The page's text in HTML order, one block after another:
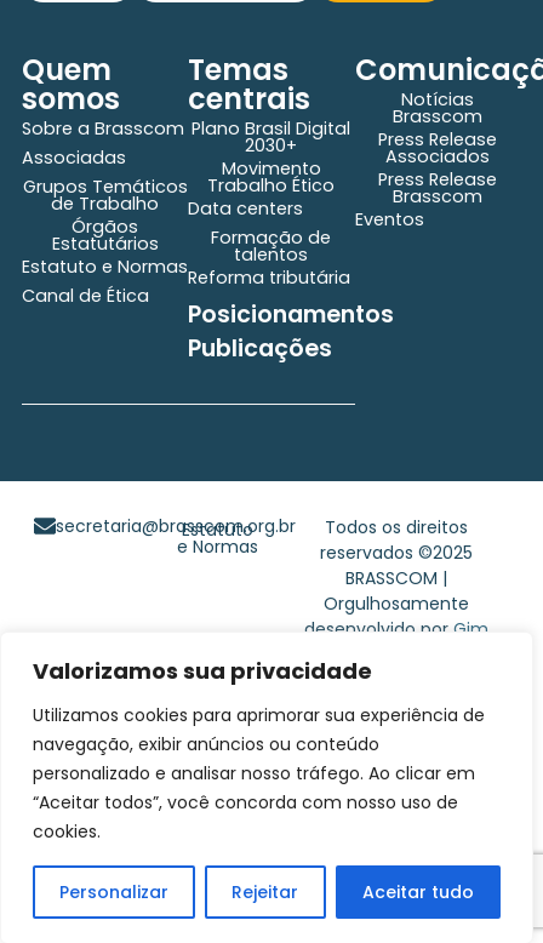
Valorizamos sua privacidade
Utilizamos cookies para aprimorar sua experiência de
navegação, exibir anúncios ou conteúdo
personalizado e analisar nosso tráfego. Ao clicar em
“Aceitar todos”, você concorda com nosso uso de
cookies.
Personalizar Rejeitar Aceitar tudo
Quem
somos
Sobre a Brasscom
Associadas
Grupos Temáticos
de Trabalho
Órgãos
Estatutários
Estatuto e Normas
Canal de Ética
Temas
centrais
Plano Brasil Digital
2030+
Movimento
Trabalho Ético
Data centers
Formação de
talentos
Reforma tributária
Posicionamentos
Publicações
Notícias
Brasscom
Press Release
Associados
Press Release
Brasscom
Eventos
Todos os direitos
reservados ©2025
BRASSCOM |
Orgulhosamente
desenvolvido porGim
secretaria@brasscom.org.br
Estatuto
e Normas